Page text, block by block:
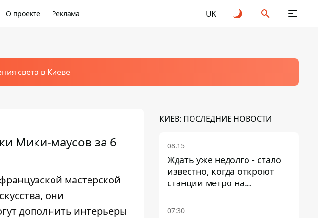
О проекте Реклама UK
света в Киеве
Мики-маусов за 6
мастерской
они
дополнить интерьеры
КИЕВ: ПОСЛЕДНИЕ НОВОСТИ
08:15
Ждать уже недолго - стало
известно, когда откроют
станции метро на
Виноградаре
07:30